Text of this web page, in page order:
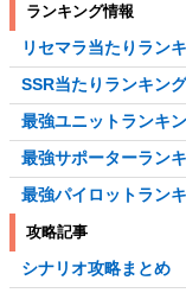
ランキング情報
リセマラ当たりラン
SSR当たりランキング
最強ユニットランキ
最強サポーターラン
最強パイロットラン
攻略記事
シナリオ攻略まとめ